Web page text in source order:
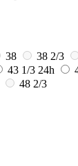
38 38 2/3
43 1/3 24h
48 2/3